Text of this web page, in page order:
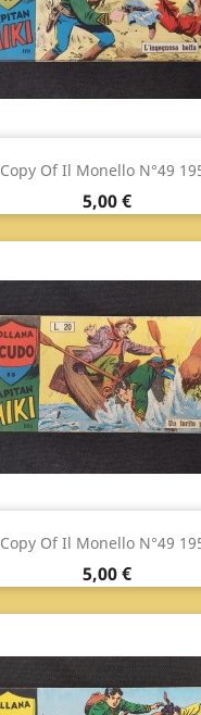
Copy Of Il Monello N°49
Prix
5,00 €
Copy Of Il Monello N°49
Prix
5,00 €